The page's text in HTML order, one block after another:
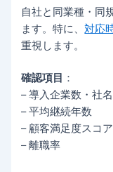
自社と同業種・同
ます。特に、対応
重視します。
確認項目 ：
– 導入企業数・社名
– 平均継続年数
– 顧客満足度スコア
– 離職率